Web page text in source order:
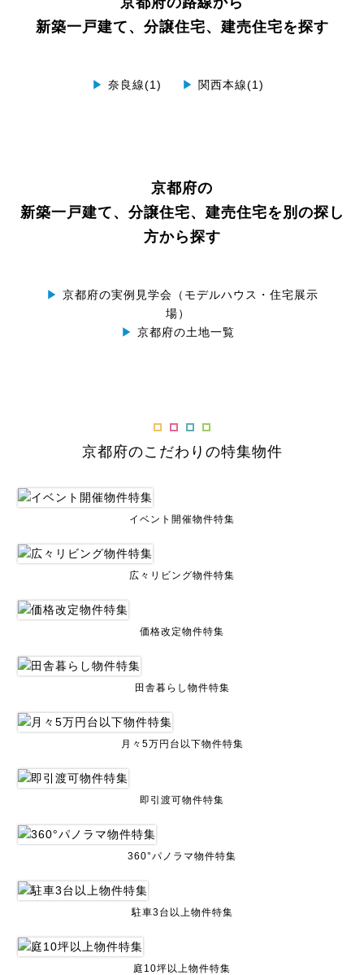
新築一戸建て、分譲住宅、建売住宅を探す
▶ 奈良線(1) ▶ 関西本線(1)
京都府の
新築一戸建て、分譲住宅、建売住宅を別の探し
方から探す
▶ 京都府の実例見学会（モデルハウス・住宅展示
場）
▶ 京都府の土地一覧
京都府のこだわりの特集物件
イベント開催物件特集
広々リビング物件特集
価格改定物件特集
田舎暮らし物件特集
月々5万円台以下物件特集
即引渡可物件特集
360°パノラマ物件特集
駐車3台以上物件特集
庭10坪以上物件特集